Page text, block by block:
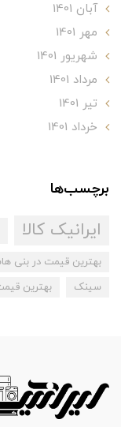
آبان 1401
مهر 1401
شهریور 1401
مرداد 1401
تير 1401
خرداد 1401
برچسب‌ها
ایرانیک کالا
بهترین قیمت در بنی
سینک
بهترین